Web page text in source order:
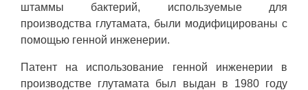
штаммы бактерий, используемые для
производства глутамата, были модифицированы с
помощью генной инженерии.
Патент на использование генной инженерии в
производстве глутамата был выдан в 1980 году